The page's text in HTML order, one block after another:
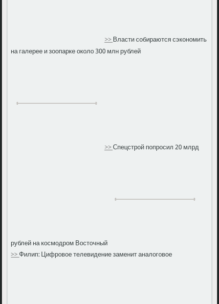
>>Власти собираются сэкономить
на галерее и зоопарке около 300 млн рублей
>>Спецстрой попросил 20 млрд
рублей на космодром Восточный
>>Филип: Цифровое телевидение заменит аналоговое